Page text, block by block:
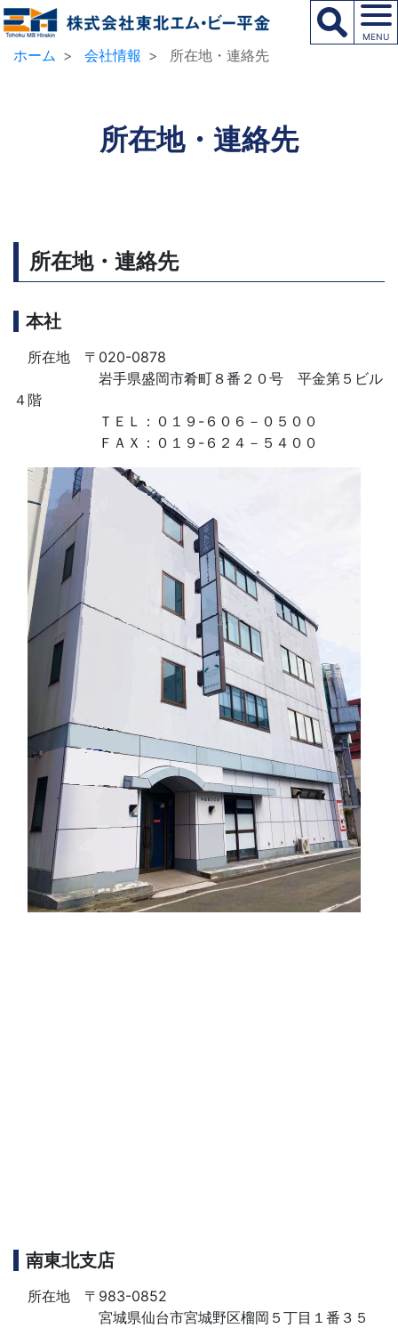
MENU
ホーム 会社情報 所在地・連絡先
所在地・連絡先
所在地・連絡先
本社
所在地 〒020-0878
岩手県盛岡市肴町８番２０号 平金第５ビル
４階
ＴＥＬ：０１９-６０６－０５００
ＦＡＸ：０１９-６２４－５４００
南東北支店
所在地 〒983-0852
宮城県仙台市宮城野区榴岡５丁目１番３５